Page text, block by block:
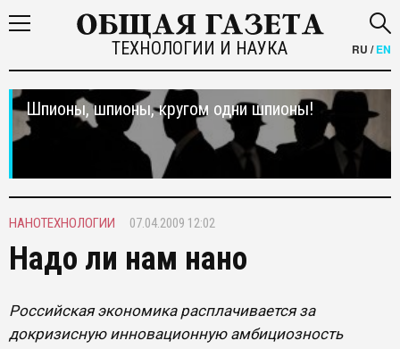
ТЕХНОЛОГИИ И НАУКА RU /EN
Шпионы, шпионы, кругом одни шпионы!
НАНОТЕХНОЛОГИИ 07.04.2009 12:02
Надо ли нам нано
Российская экономика расплачивается за
докризисную инновационную амбициозность